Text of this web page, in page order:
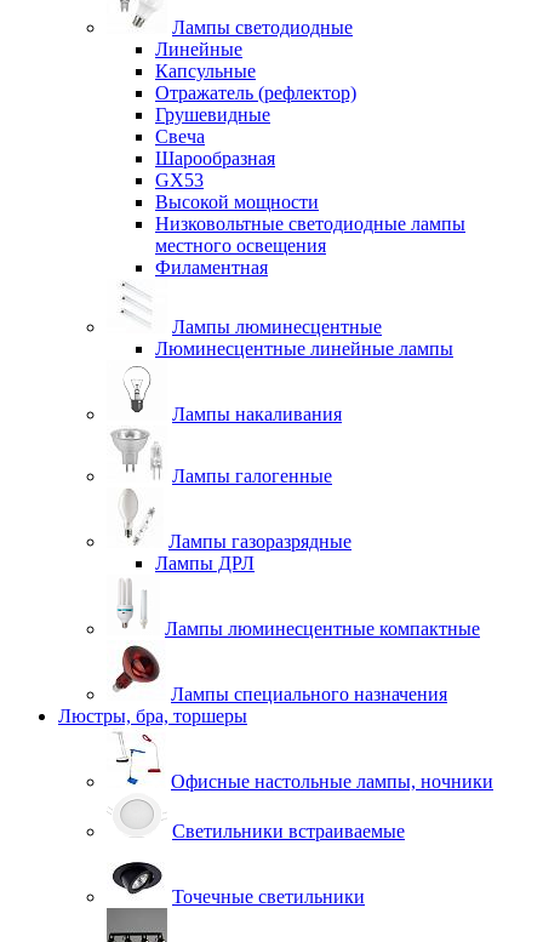
Лампы светодиодные
Линейные
Капсульные
Отражатель (рефлектор)
Грушевидные
Свеча
Шарообразная
GX53
Высокой мощности
Низковольтные светодиодные лампы
местного освещения
Филаментная
Лампы люминесцентные
Люминесцентные линейные лампы
Лампы накаливания
Лампы галогенные
Лампы газоразрядные
Лампы ДРЛ
Лампы люминесцентные компактные
Лампы специального назначения
Люстры, бра, торшеры
Офисные настольные лампы, ночники
Светильники встраиваемые
Точечные светильники